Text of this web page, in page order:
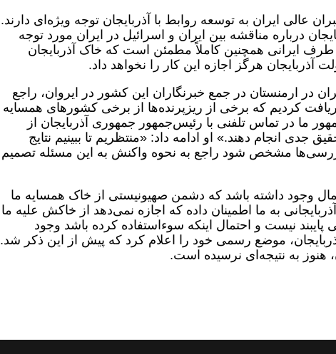
عالی ایران به توسعه روابط با آذربایجان توجه ویژه‌ای دارند.
درباره مناقشه بین ایران و اسرائیل در ایران مورد توجه
ایرانی همچنین کاملاً مطمئن است که خاک آذربایجان
آذربایجان هرگز اجازه این کار را نخواهد داد.
سفیر ایران در ارمنستان در جمع خبرنگاران این کشور در ایروان، راجع
کردیم که برخی از ریزپرنده‌ها از برخی کشورهای همسایه
ما در تماس تلفنی با رئیس‌جمهور جمهوری آذربایجان از
جدی انجام دهند.» او ادامه داد: «منتظریم تا ببینیم نتایج
بررسی‌ها مشخص شود راجع به نحوه واکنش به این مسئله تصمیم
وجود داشته باشد که دشمن صهیونیستی از خاک همسایه ما
به ما اطمینان داده که اجازه نمی‌دهد از خاکش علیه ما
پایبند نیست و احتمال اینکه سوءاستفاده کرده باشد وجود
موضع رسمی خود را اعلام کرد که پیش از این ذکر شد.
به نتیجه‌ای نرسیده است.